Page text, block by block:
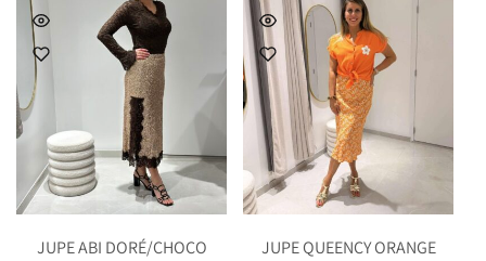
JUPE ABI DORÉ/CHOCO
JUPE QUEENCY ORANGE